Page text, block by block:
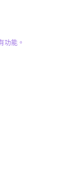
功能。